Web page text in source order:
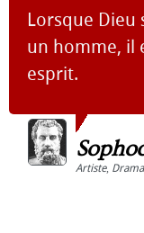
Lorsque Dieu
un homme, il
esprit.
Artiste,